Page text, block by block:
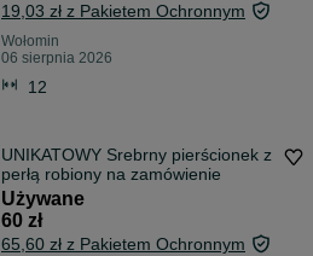
19,03 zł z Pakietem Ochronnym
Wołomin
06 sierpnia 2026
12
UNIKATOWY Srebrny pierścionek z
perłą robiony na zamówienie
Używane
60 zł
65,60 zł z Pakietem Ochronnym